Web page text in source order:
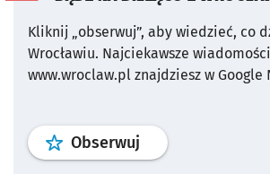
Kliknij „obserwuj”, aby wiedzieć, co
Wrocławiu. Najciekawsze
www.wroclaw.pl znajdziesz w Google
Obserwuj profil